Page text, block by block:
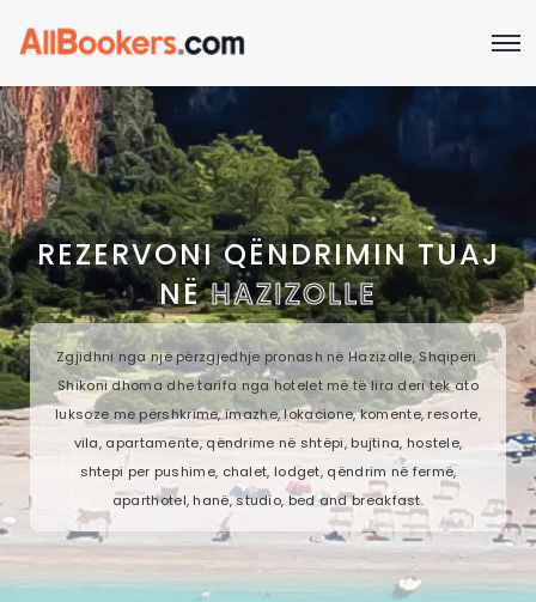
REZERVONI QËNDRIMIN TUAJ
NËHAZIZOLLE
Zgjidhni nga një përzgjedhje pronash në Hazizolle, Shqipëri.
Shikoni dhoma dhe tarifa nga hotelet më të lira deri tek ato
luksoze me përshkrime, imazhe, lokacione, komente, resorte,
vila, apartamente, qëndrime në shtëpi, bujtina, hostele,
shtepi per pushime, chalet, lodget, qëndrim në fermë,
aparthotel, hanë, studio, bed and breakfast.